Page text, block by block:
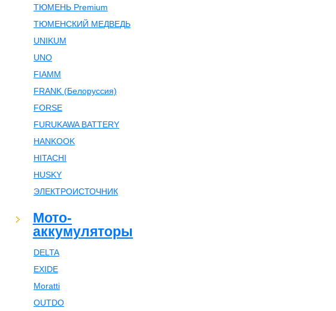
ТЮМЕНЬ Premium
ТЮМЕНСКИЙ МЕДВЕДЬ
UNIKUM
UNO
FIAMM
FRANK (Белоруссия)
FORSE
FURUKAWA BATTERY
HANKOOK
HITACHI
HUSKY
ЭЛЕКТРОИСТОЧНИК
Мото-
аккумуляторы
DELTA
EXIDE
Moratti
OUTDO